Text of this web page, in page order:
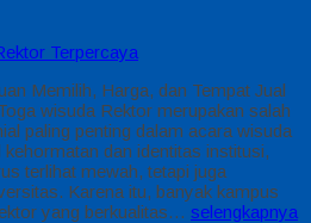
Terpercaya
Memilih, Harga, dan Tempat Jual
wisuda Rektor merupakan salah
paling penting dalam acara wisuda
dan identitas institusi,
terlihat mewah, tetapi juga
Karena itu, banyak kampus
yang berkualitas… selengkapnya